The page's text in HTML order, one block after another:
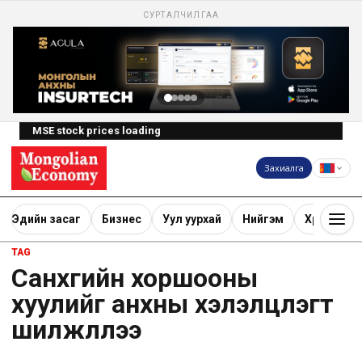
СУРТАЛЧИЛГАА
MSE stock prices loading
Захиалга
Эдийн засаг Бизнес Уул уурхай Нийгэм Хөрөнгө
TAG
Санхүүгийн хоршооны
хуулийг анхны хэлэлцүүлэгт
шилжүүллээ